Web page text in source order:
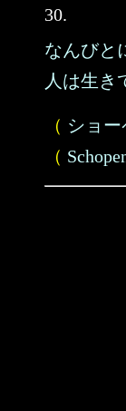
30.
なんびと
人は生き
（ ショ
（